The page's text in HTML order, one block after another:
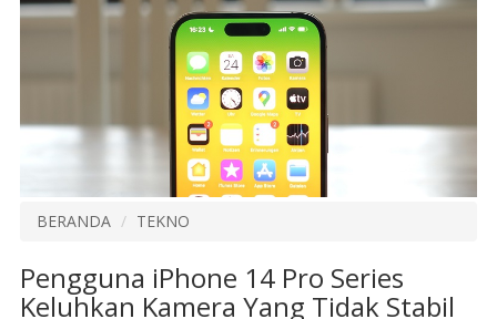
BERANDA TEKNO
Pengguna iPhone 14 Pro Series
Keluhkan Kamera Yang Tidak Stabil